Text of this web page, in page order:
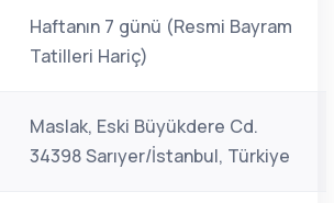
Haftanın 7 günü (Resmi Bayram
Tatilleri Hariç)
Maslak, Eski Büyükdere Cd.
34398 Sarıyer/İstanbul, Türkiye